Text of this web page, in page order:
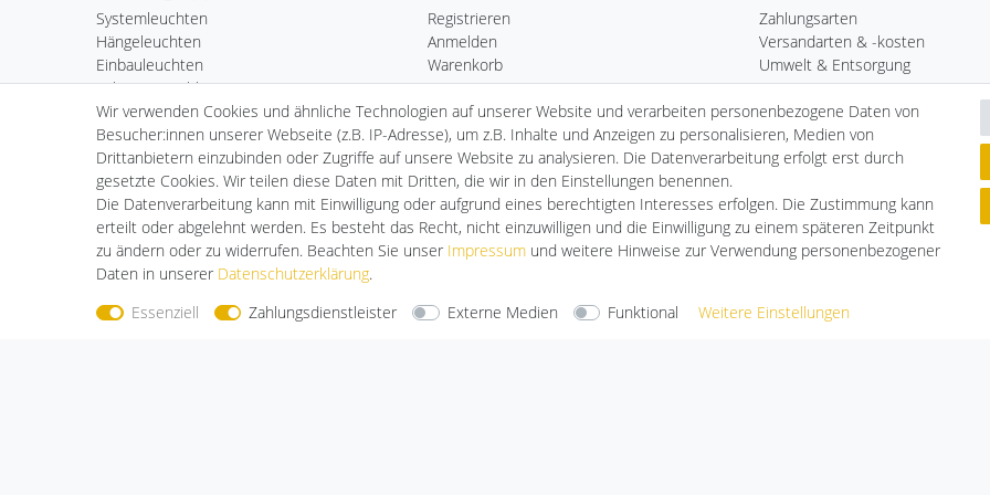
Systemleuchten
Hängeleuchten
Einbauleuchten
Schienenstrahler
Vorschaltgeräte
Posten
Fundgrube
Registrieren
Anmelden
Warenkorb
Kasse
Wunschliste
Zahlungsarten
Versandarten & -kosten
Umwelt & Entsorgung
Nehmen SieKontaktmit uns auf Zahlungsarten Versandarten
Wir verwenden Cookies und ähnliche Technologien auf unserer Website und verarbeiten personenbezogene Daten von
Besucher:innen unserer Webseite (z.B. IP-Adresse), um z.B. Inhalte und Anzeigen zu personalisieren, Medien von
Drittanbietern einzubinden oder Zugriffe auf unsere Website zu analysieren. Die Datenverarbeitung erfolgt erst durch
gesetzte Cookies. Wir teilen diese Daten mit Dritten, die wir in den Einstellungen benennen.
Die Datenverarbeitung kann mit Einwilligung oder aufgrund eines berechtigten Interesses erfolgen. Die Zustimmung kann
erteilt oder abgelehnt werden. Es besteht das Recht, nicht einzuwilligen und die Einwilligung zu einem späteren Zeitpunkt
zu ändern oder zu widerrufen. Beachten Sie unser Impressum und weitere Hinweise zur Verwendung personenbezogener
Daten in unserer Daten­schutz­erklärung.
Essenziell
Zahlungsdienstleister Externe Medien Funktional Weitere Einstellungen